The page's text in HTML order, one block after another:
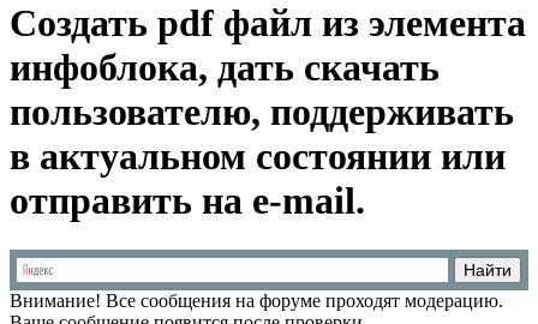
Создать pdf файл из элемента
инфоблока, дать скачать
пользователю, поддерживать
в актуальном состоянии или
отправить на e-mail.
Внимание! Все сообщения на форуме проходят модерацию.